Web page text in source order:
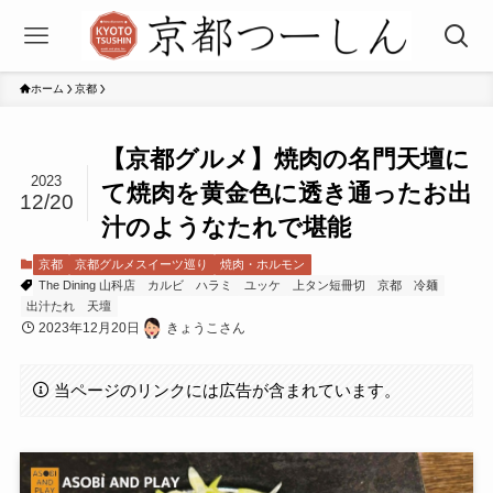
ホーム 京都
【京都グルメ】焼肉の名門天壇に
て焼肉を黄金色に透き通ったお出
汁のようなたれで堪能
2023
12/20
京都 京都グルメスイーツ巡り
焼肉・ホルモン
The Dining 山科店
カルビ ハラミ ユッケ 上タン短冊切 京都
冷麺
出汁たれ
天壇
2023年12月20日 きょうこさん
当ページのリンクには広告が含まれています。